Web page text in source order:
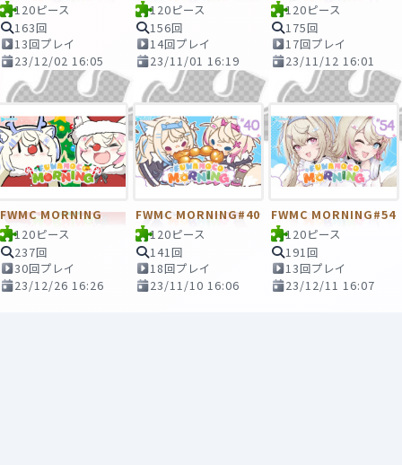
120ピース
163回
13回プレイ
23/12/02 16:05
120ピース
156回
14回プレイ
23/11/01 16:19
120ピース
175回
17回プレイ
23/11/12 16:01
FWMC MORNING
120ピース
237回
30回プレイ
23/12/26 16:26
FWMC MORNING#40
120ピース
141回
18回プレイ
23/11/10 16:06
FWMC MORNING#54
120ピース
191回
13回プレイ
23/12/11 16:07